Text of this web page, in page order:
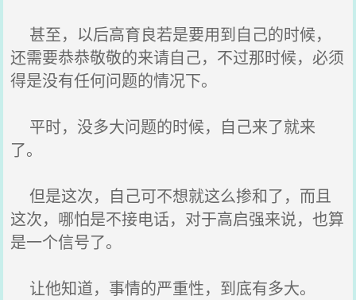
甚至，以后高育良若是要用到自己的时候，
还需要恭恭敬敬的来请自己，不过那时候，必须
得是没有任何问题的情况下。
平时，没多大问题的时候，自己来了就来
了。
但是这次，自己可不想就这么掺和了，而且
这次，哪怕是不接电话，对于高启强来说，也算
是一个信号了。
让他知道，事情的严重性，到底有多大。